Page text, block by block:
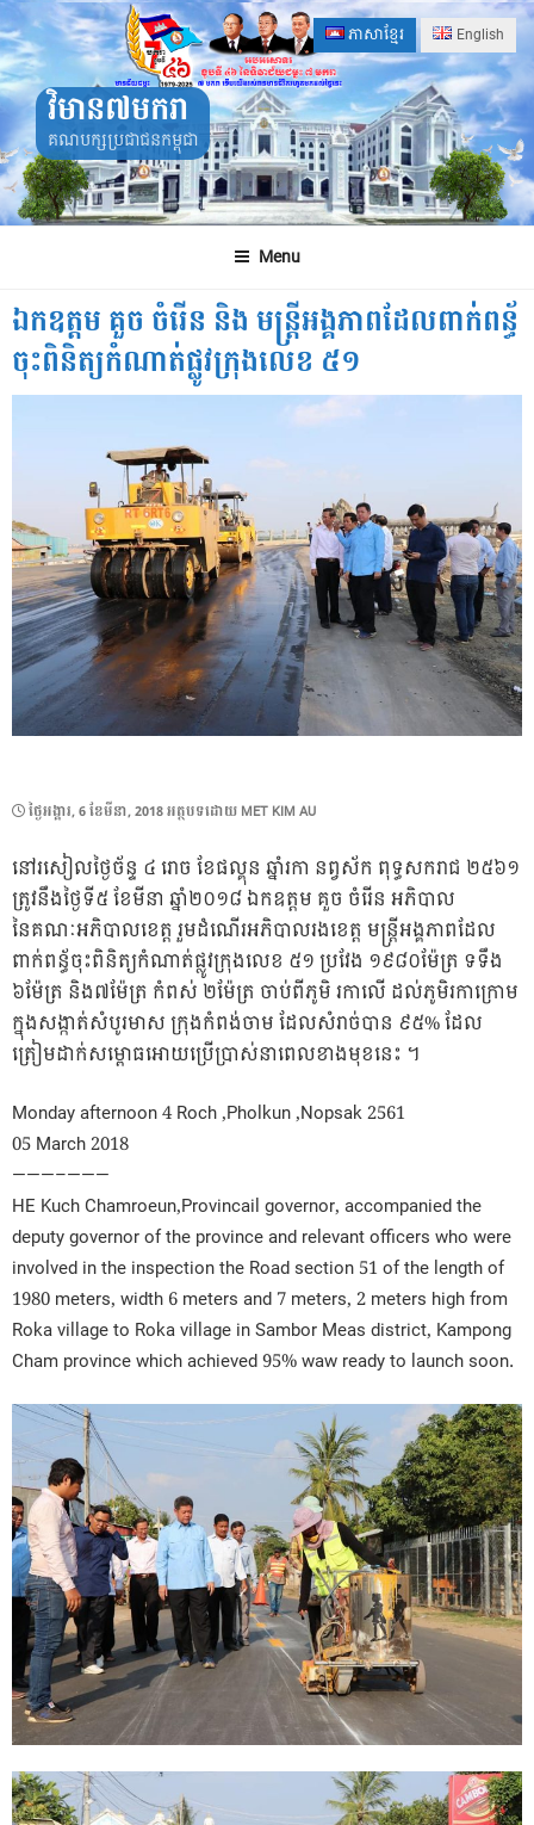
Skip
to
content
ភាសាខ្មែរ English
វិមាន៧មករា
គណបក្សប្រជាជនកម្ពុជា
Menu
ឯកឧត្តម គួច ចំរើន និង មន្រ្តីអង្គភាពដែលពាក់ពន្ធ័
ចុះពិនិត្យកំណាត់ផ្លូវក្រុងលេខ ៥១
POSTED
ថ្ងៃ​អង្គារ, 6 ខែ​មីនា, 2018អត្ថបទដោយ MET KIM AU
នៅរសៀលថ្ងៃច័ន្ទ ៤ រោច ខែផល្គុន ឆ្នាំរកា នព្វស័ក ពុទ្ធសករាជ ២៥៦១
ត្រូវនឹងថ្ងៃទី៥ ខែមីនា ឆ្នាំ២០១៨ ឯកឧត្តម គួច ចំរើន អភិបាល
នៃគណៈអភិបាលខេត្ត រួមដំណើរអភិបាលរងខេត្ត មន្រ្តីអង្គភាពដែល
ពាក់ពន្ធ័ចុះពិនិត្យកំណាត់ផ្លូវក្រុងលេខ ៥១ ប្រវែង ១៩៨០ម៉ែត្រ ទទឹង
៦ម៉ែត្រ និង៧ម៉ែត្រ កំពស់ ២ម៉ែត្រ ចាប់ពីភូមិ រកាលើ ដល់ភូមិរកាក្រោម
ក្នុងសង្កាត់សំបូរមាស ក្រុងកំពង់ចាម ដែលសំរាច់បាន ៩៥% ដែល
ត្រៀមដាក់សម្ពោធអោយប្រើប្រាស់នាពេលខាងមុខនេះ ។
Monday afternoon 4 Roch ,Pholkun ,Nopsak 2561
05 March 2018
———–———
HE Kuch Chamroeun,Provincail governor, accompanied the
deputy governor of the province and relevant officers who were
involved in the inspection the Road section 51 of the length of
1980 meters, width 6 meters and 7 meters, 2 meters high from
Roka village to Roka village in Sambor Meas district, Kampong
Cham province which achieved 95% waw ready to launch soon.